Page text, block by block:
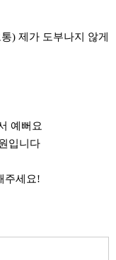
) 제가 도부나지 않게
예뻐요
입니다
주세요!